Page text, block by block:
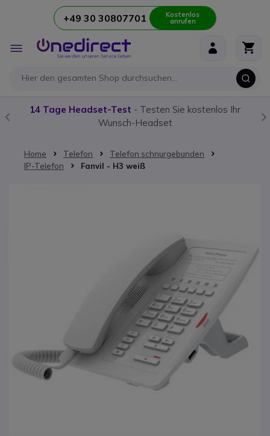
Zum Inhalt springen+49 30 30807701 Kostenlos
anrufen
Navigation
umschalten
14 Tage Headset-Test- Testen Sie kostenlos Ihr
Wunsch-Headset
Home Telefon
Telefon schnurgebunden
IP-Telefon
Fanvil - H3 weiß